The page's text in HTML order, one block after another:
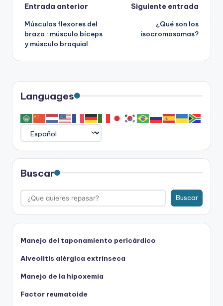
Navegación
de
entradas
Entrada anterior
Músculos flexores del
brazo : músculo bíceps
y músculo braquial.
Siguiente entrada
¿Qué son los
isocromosomas?
Languages
Buscar
Buscar
Manejo del taponamiento pericárdico
Alveolitis alérgica extrínseca
Manejo de la hipoxemia
Factor reumatoide